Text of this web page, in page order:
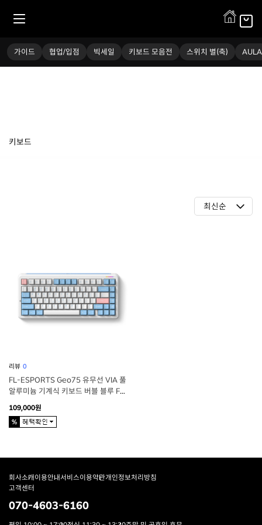
가이드 협업/입점 빅세일 키보드 모음전 스위치 별(축) AULA
FL-Esports
키보드
리뷰 0
FL-ESPORTS Geo75 유무선 VIA 풀
알루미늄 기계식 키보드 버블 블루 FL
리치베리축
109,000원
회사소개이용안내서비스이용약관개인정보처리방침
고객센터
070-4603-6160